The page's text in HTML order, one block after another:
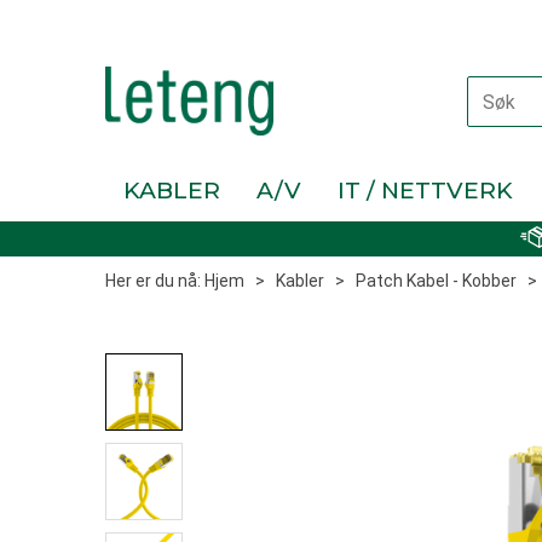
KABLER A/V IT / NETTVERK
Her er du nå: Hjem > Kabler > Patch Kabel - Kobber